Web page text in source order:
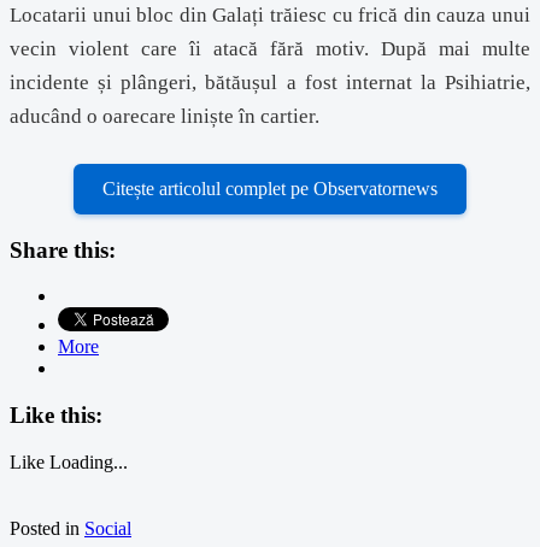
Locatarii unui bloc din Galați trăiesc cu frică din cauza unui
vecin violent care îi atacă fără motiv. După mai multe
incidente și plângeri, bătăușul a fost internat la Psihiatrie,
aducând o oarecare liniște în cartier.
Citește articolul complet pe Observatornews
Share this:
More
Like this:
Like Loading...
Posted in Social